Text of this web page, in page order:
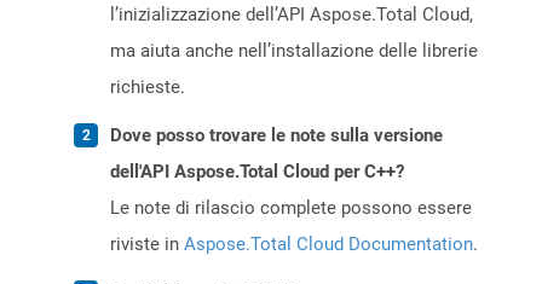
l’inizializzazione dell’API Aspose.Total Cloud,
ma aiuta anche nell’installazione delle librerie
richieste.
Dove posso trovare le note sulla versione
dell'API Aspose.Total Cloud per C++?
Le note di rilascio complete possono essere
riviste in Aspose.Total Cloud Documentation.